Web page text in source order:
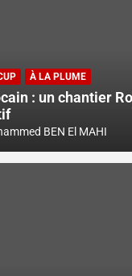
À LA PLUME
: un chantier
BEN El MAHI